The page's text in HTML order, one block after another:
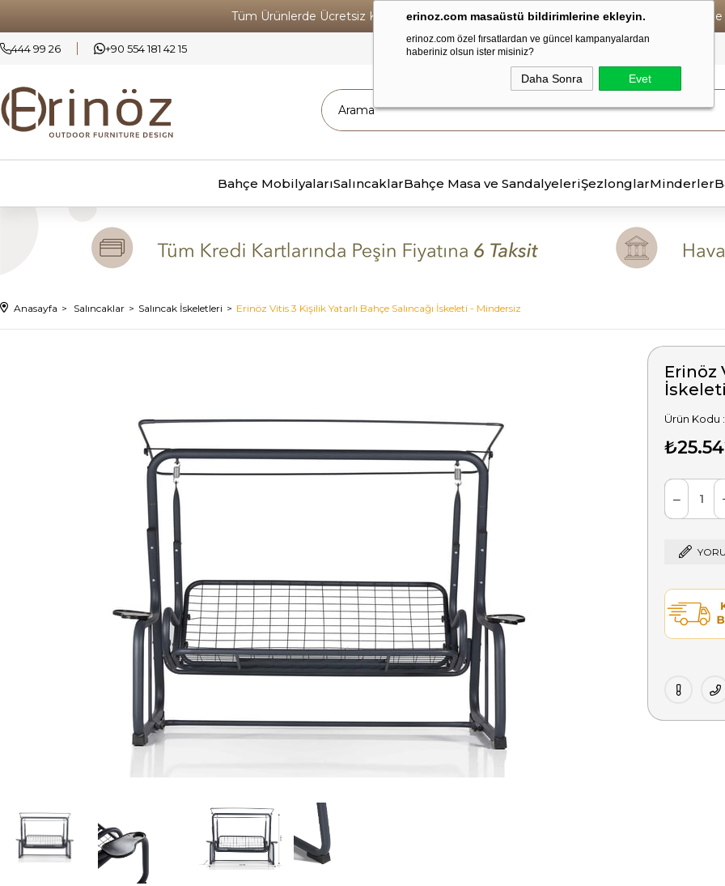
erinoz.com masaüstü bildirimlerine ekleyin.
erinoz.com özel fırsatlardan ve güncel kampanyalardan
haberiniz olsun ister misiniz?
Daha Sonra Evet
Tüm Ürünlerde Ücretsiz Kargo • Vade Farksız 6 Taksit ! • Havale Ödemelerde
444 99 26 +90 554 181 42 15
Bahçe MobilyalarıSalıncaklarBahçe Masa ve SandalyeleriŞezlonglarMinderler
Anasayfa Salıncaklar Salıncak İskeletleri Erinöz Vitis 3 Kişilik Yatarlı Bahçe Salıncağı İskeleti - Mindersiz
Erinöz